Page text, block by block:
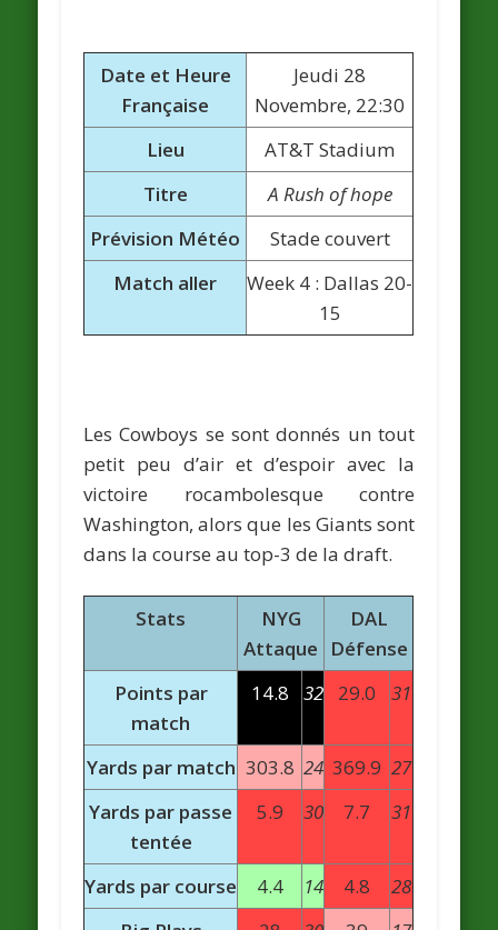
Date et Heure
Française
Jeudi 28
Novembre, 22:30
Lieu
AT&T Stadium
Titre
A Rush of hope
Prévision Météo
Stade couvert
Match aller
Week 4 : Dallas 20-
15
Les Cowboys se sont donnés un tout
petit peu d’air et d’espoir avec la
victoire rocambolesque contre
Washington, alors que les Giants sont
dans la course au top-3 de la draft.
Stats
NYG
Attaque
DAL
Défense
Points par
match
14.8 32 29.0 31
Yards par match 303.8 24 369.9 27
Yards par passe
tentée
5.9 30 7.7 31
Yards par course 4.4 14 4.8
28